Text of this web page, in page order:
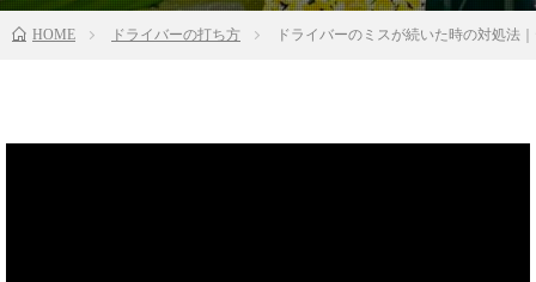
HOME ドライバーの打ち方 ドライバーのミスが続いた時の対処法